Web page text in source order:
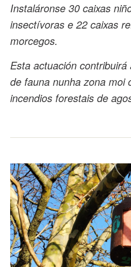
Instaláronse 30 caixas
insectívoras e 22 caixas
morcegos.
Esta actuación
de fauna nunha zona moi
incendios forestais de